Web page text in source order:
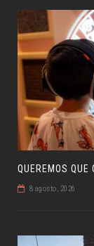
8 agosto, 2026